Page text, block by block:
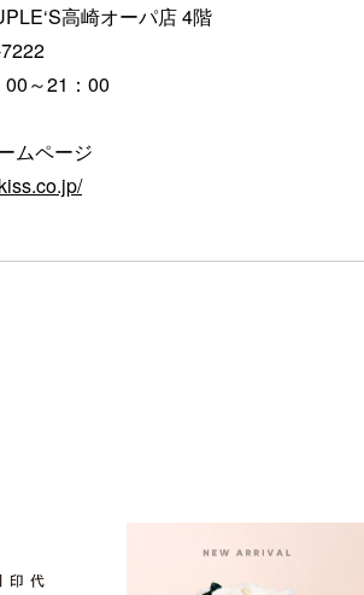
高崎オーパ店 4階
～21：00
ムページ